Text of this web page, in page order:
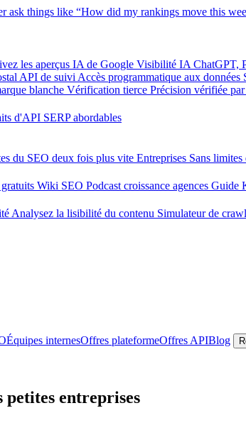
ask things like “How did my rankings move this
les aperçus IA de Google Visibilité IA ChatGPT,
API de suivi Accès programmatique aux données
blanche Vérification tierce Précision vérifiée
d'API SERP abordables
du SEO deux fois plus vite Entreprises Sans limites
Wiki SEO Podcast croissance agences Guide
Analysez la lisibilité du contenu Simulateur de
Équipes internesOffres plateformeOffres APIBlog
entreprises